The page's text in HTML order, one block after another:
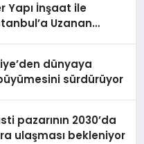
Yapı İnşaat ile
Uzanan
dünyaya
sürdürüyor
pazarının 2030’da
ulaşması bekleniyor